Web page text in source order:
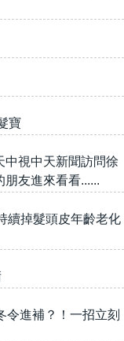
寶
中視中天新聞訪問徐
友進來看看......
續掉髮頭皮年齡老化
令進補？！一招立刻